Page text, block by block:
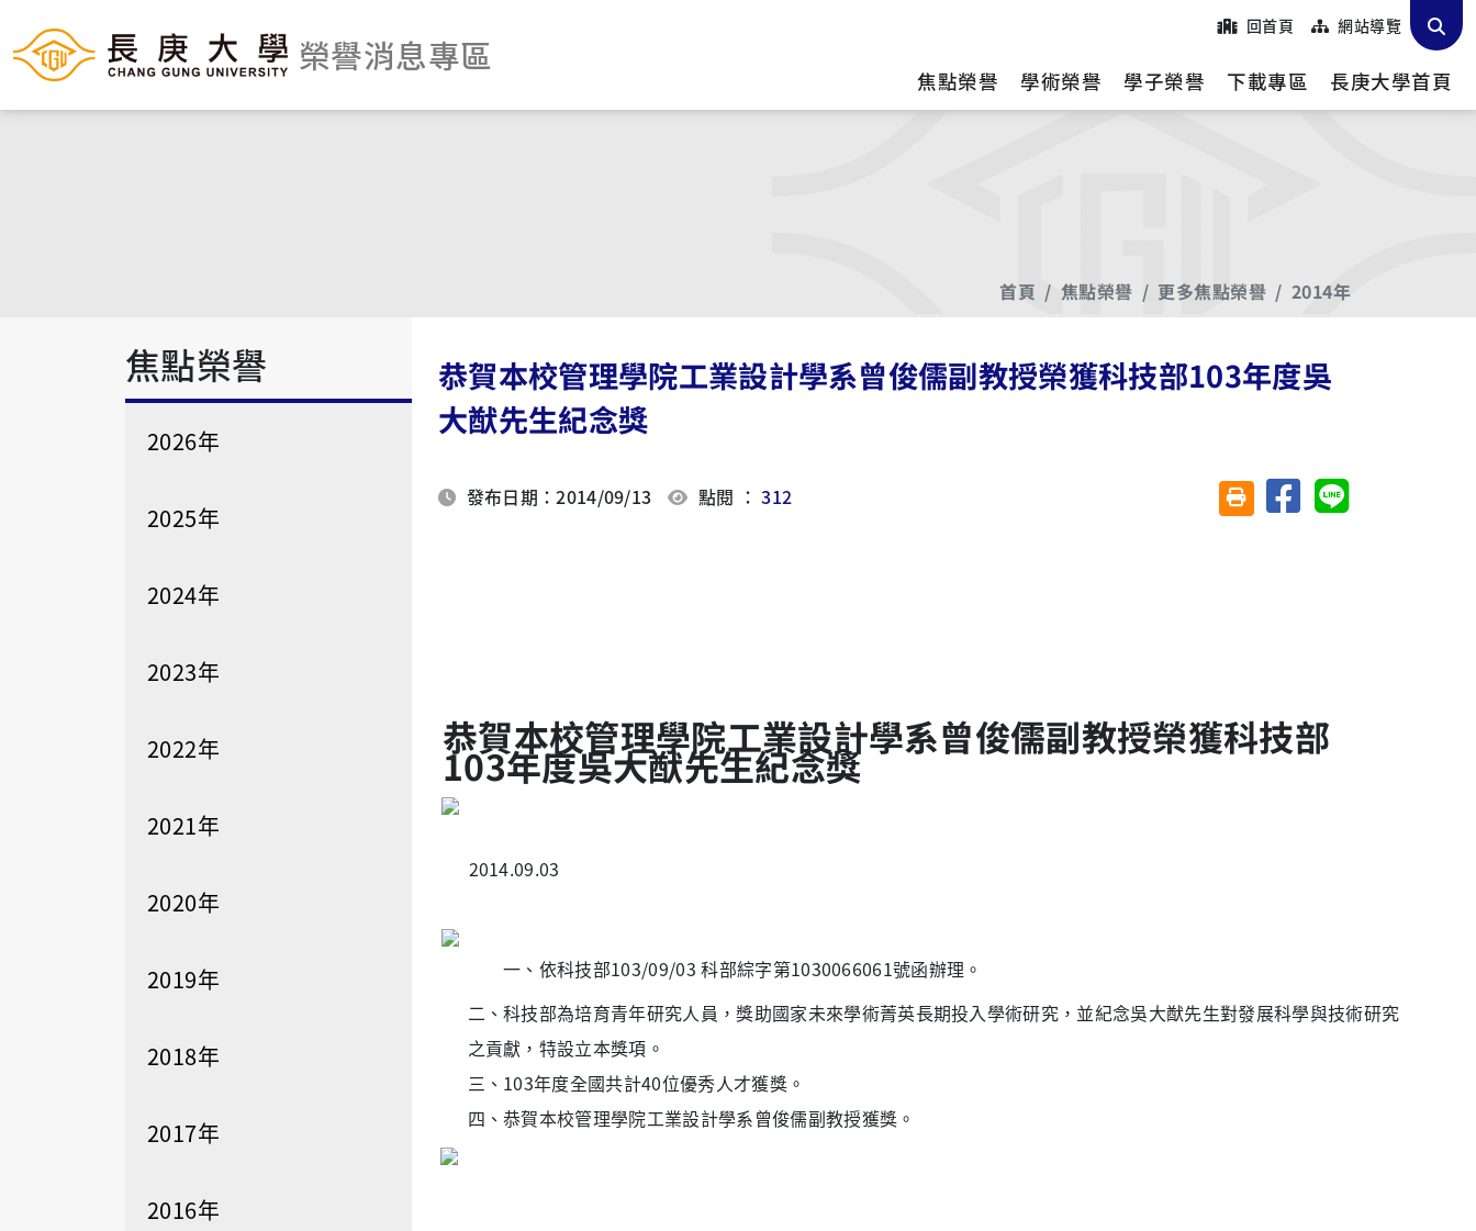
榮譽消息專區
回首頁 網站導覽
焦點榮譽 學術榮譽 學子榮譽 下載專區 長庚大學首頁
首頁 焦點榮譽 更多焦點榮譽 2014年
焦點榮譽
2026年
2025年
2024年
2023年
2022年
2021年
2020年
2019年
2018年
2017年
2016年
恭賀本校管理學院工業設計學系曾俊儒副教授榮獲科技部103年度吳
大猷先生紀念獎
發布日期：2014/09/13 點閱 ：312 友善列印(另開視窗)
分享至臉書分享至 Line
恭賀本校管理學院工業設計學系曾俊儒副教授榮獲科技部
103年度吳大猷先生紀念獎
2014.09.03
一、依科技部103/09/03 科部綜字第1030066061號函辦理。
二、科技部為培育青年研究人員，獎助國家未來學術菁英長期投入學術研究，並紀念吳大猷先生對發展科學與技術研究
之貢獻，特設立本獎項。
三、103年度全國共計40位優秀人才獲獎。
四、恭賀本校管理學院工業設計學系曾俊儒副教授獲獎。